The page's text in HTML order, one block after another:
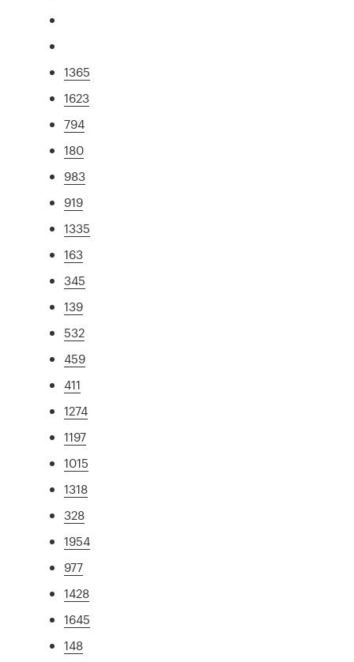
1365
1623
794
180
983
919
1335
163
345
139
532
459
411
1274
1197
1015
1318
328
1954
977
1428
1645
148